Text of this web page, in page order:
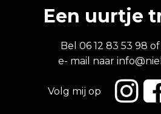
Een uurtje
Bel 06 12 83 53 98
e- mail naar
Volg mij op